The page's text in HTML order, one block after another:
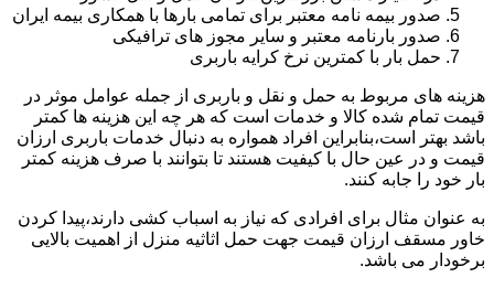
صدور بیمه نامه معتبر برای تمامی بارها با همکاری بیمه ایران
صدور بارنامه معتبر و سایر مجوز های ترافیکی
حمل بار با کمترین نرخ کرایه باربری
هزینه های مربوط به حمل و نقل و باربری از جمله عوامل موثر در
قیمت تمام شده کالا و خدمات است که هر چه این هزینه ها کمتر
باشد بهتر است،بنابراین افراد همواره به دنبال خدمات باربری ارزان
قیمت و در عین حال با کیفیت هستند تا بتوانند با صرف هزینه کمتر
بار خود را جابه کنند.
به عنوان مثال برای افرادی که نیاز به اسباب کشی دارند،پیدا کردن
خاور مسقف ارزان قیمت جهت حمل اثاثیه منزل از اهمیت بالایی
برخودار می باشد.